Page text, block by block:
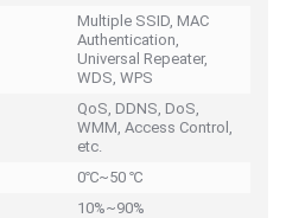
Multiple SSID, MAC
Authentication,
Universal Repeater,
WDS, WPS
QoS, DDNS, DoS,
WMM, Access Control,
etc.
0℃~50 ℃
10%~90%